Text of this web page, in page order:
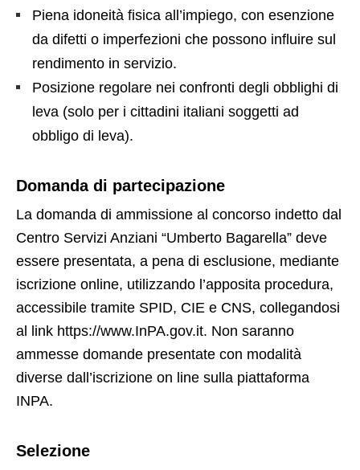
Piena idoneità fisica all’impiego, con esenzione
da difetti o imperfezioni che possono influire sul
rendimento in servizio.
Posizione regolare nei confronti degli obblighi di
leva (solo per i cittadini italiani soggetti ad
obbligo di leva).
Domanda di partecipazione
La domanda di ammissione al concorso indetto dal
Centro Servizi Anziani “Umberto Bagarella” deve
essere presentata, a pena di esclusione, mediante
iscrizione online, utilizzando l’apposita procedura,
accessibile tramite SPID, CIE e CNS, collegandosi
al link https://www.InPA.gov.it. Non saranno
ammesse domande presentate con modalità
diverse dall’iscrizione on line sulla piattaforma
INPA.
Selezione